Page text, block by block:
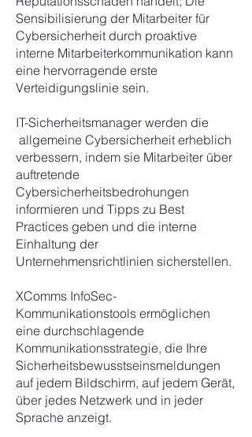
Sensibilisierung der Mitarbeiter für
Cybersicherheit durch proaktive
interne Mitarbeiterkommunikation kann
eine hervorragende erste
Verteidigungslinie sein.
IT-Sicherheitsmanager werden die
allgemeine Cybersicherheit erheblich
verbessern, indem sie Mitarbeiter über
auftretende
Cybersicherheitsbedrohungen
informieren und Tipps zu Best
Practices geben und die interne
Einhaltung der
Unternehmensrichtlinien sicherstellen.
XComms InfoSec-
Kommunikationstools ermöglichen
eine durchschlagende
Kommunikationsstrategie, die Ihre
Sicherheitsbewusstseinsmeldungen
auf jedem Bildschirm, auf jedem Gerät,
über jedes Netzwerk und in jeder
Sprache anzeigt.